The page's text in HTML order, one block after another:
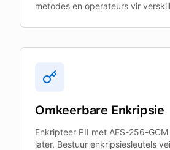
metodes en operateurs vir
Omkeerbare Enkripsie
Enkripteer PII met AES-256-
later. Bestuur enkripsiesleutels